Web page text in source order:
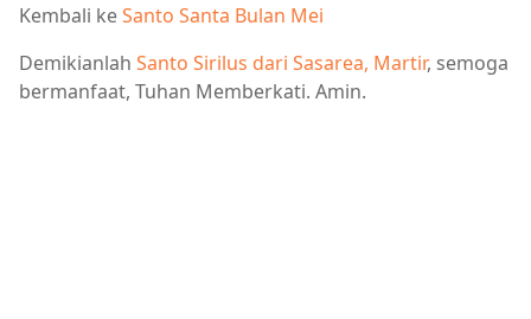
Kembali keSanto Santa Bulan Mei
Demikianlah Santo Sirilus dari Sasarea, Martir, semoga
bermanfaat, Tuhan Memberkati. Amin.